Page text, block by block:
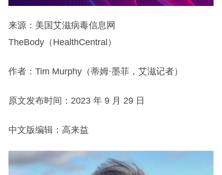
来源：美国艾滋病毒信息网
TheBody（HealthCentral）
作者：Tim Murphy（蒂姆·墨菲，艾滋记者）
原文发布时间：2023 年 9 月 29 日
中文版编辑：高来益